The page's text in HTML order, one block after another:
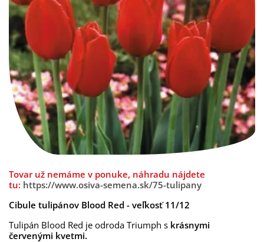
Tovar už nemáme v ponuke, náhradu nájdete
tu: https://www.osiva-semena.sk/75-tulipany
Cibule tulipánov Blood Red - veľkosť 11/12
Tulipán Blood Red je odroda Triumph s krásnymi
červenými kvetmi.